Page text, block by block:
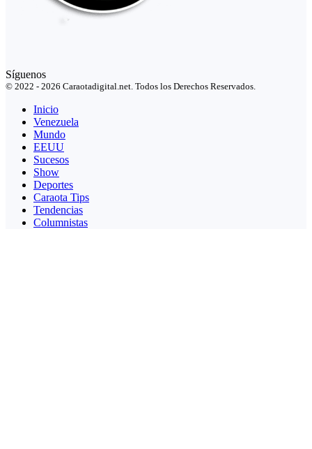
Síguenos
© 2022 - 2026 Caraotadigital.net. Todos los Derechos Reservados.
Inicio
Venezuela
Mundo
EEUU
Sucesos
Show
Deportes
Caraota Tips
Tendencias
Columnistas